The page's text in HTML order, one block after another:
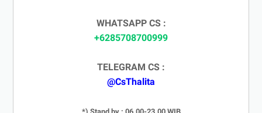
WHATSAPP CS :
+6285708700999
TELEGRAM CS :
@CsThalita